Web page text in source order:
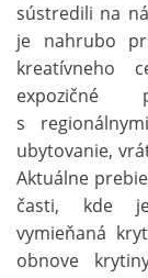
sústredili na
je nahrubo
kreatívneho
expozičné
s
ubytovanie,
Aktuálne
časti, kde je
vymieňaná
obnove